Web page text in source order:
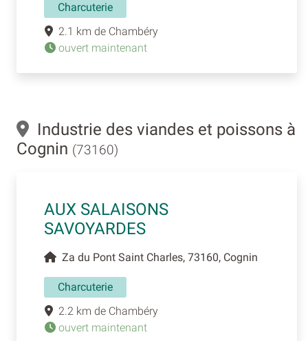
Charcuterie
2.1 km de Chambéry
ouvert maintenant
Industrie des viandes et poissons à
Cognin (73160)
AUX SALAISONS
SAVOYARDES
Za du Pont Saint Charles, 73160, Cognin
Charcuterie
2.2 km de Chambéry
ouvert maintenant